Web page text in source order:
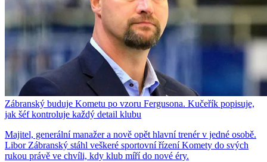
Zábranský buduje Kometu po vzoru Fergusona. Kučeřík popisuje,
jak šéf kontroluje každý detail klubu
Majitel, generální manažer a nově opět hlavní trenér v jedné osobě.
Libor Zábranský stáhl veškeré sportovní řízení Komety do svých
rukou právě ve chvíli, kdy klub míří do nové éry.